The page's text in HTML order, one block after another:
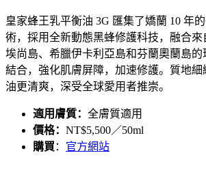
皇家蜂王乳平衡油 3G 匯集了嬌蘭 10 年
術，採用全新動態黑蜂修護科技，融合
埃尚島、希臘伊卡利亞島和芬蘭奧蘭島
結合，強化肌膚屏障，加速修護。質地
油更清爽，深受全球愛用者推崇。
適用膚質： 全膚質適用
價格： NT$5,500／50ml
購買 ： 官方網站